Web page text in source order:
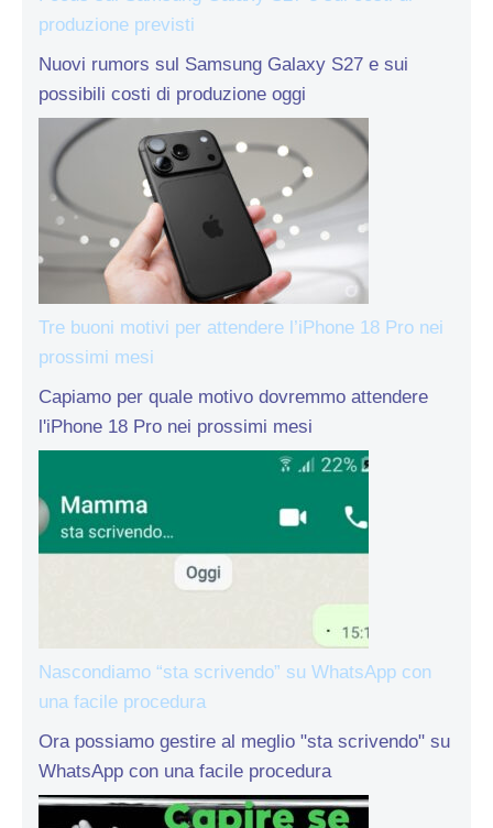
produzione previsti
Nuovi rumors sul Samsung Galaxy S27 e sui
possibili costi di produzione oggi
Tre buoni motivi per attendere l’iPhone 18 Pro nei
prossimi mesi
Capiamo per quale motivo dovremmo attendere
l'iPhone 18 Pro nei prossimi mesi
Nascondiamo “sta scrivendo” su WhatsApp con
una facile procedura
Ora possiamo gestire al meglio "sta scrivendo" su
WhatsApp con una facile procedura